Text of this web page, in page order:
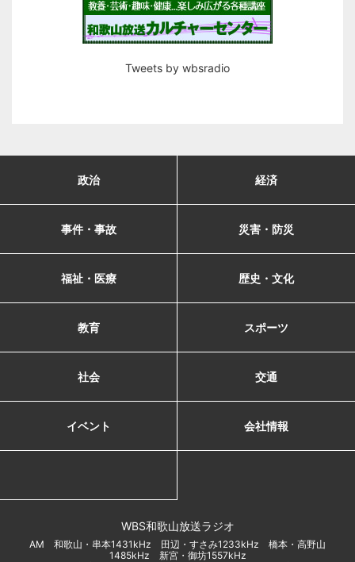
Tweets by wbsradio
政治 経済
事件・事故 災害・防災
福祉・医療 歴史・文化
教育 スポーツ
社会 交通
イベント 会社情報
WBS和歌山放送ラジオ
AM 和歌山・串本1431kHz 田辺・すさみ1233kHz 橋本・高野山
1485kHz 新宮・御坊1557kHz